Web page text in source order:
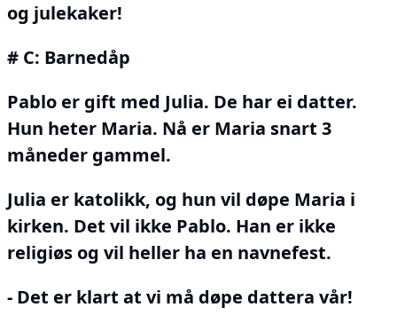
og julekaker!
# C: Barnedåp
Pablo er gift med Julia. De har ei datter.
Hun heter Maria. Nå er Maria snart 3
måneder gammel.
Julia er katolikk, og hun vil døpe Maria i
kirken. Det vil ikke Pablo. Han er ikke
religiøs og vil heller ha en navnefest.
- Det er klart at vi må døpe dattera vår!